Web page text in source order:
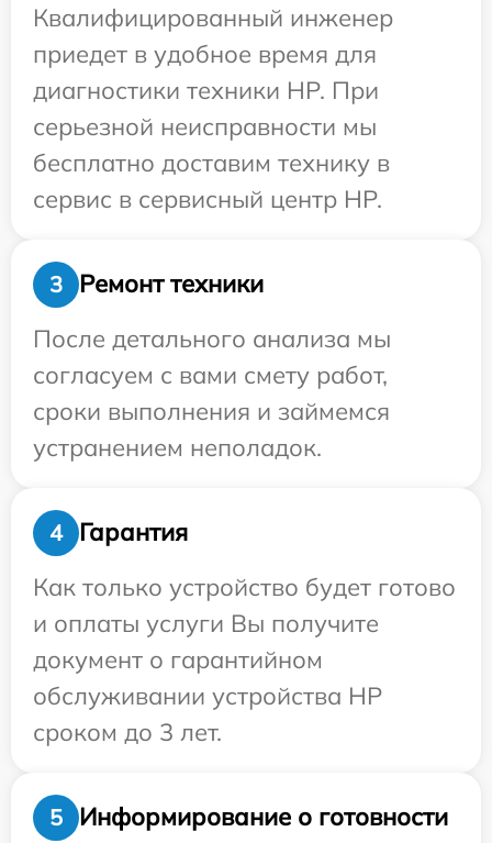
Квалифицированный инженер
приедет в удобное время для
диагностики техники HP. При
серьезной неисправности мы
бесплатно доставим технику в
сервис в сервисный центр HP.
3
Ремонт техники
После детального анализа мы
согласуем с вами смету работ,
сроки выполнения и займемся
устранением неполадок.
4
Гарантия
Как только устройство будет готово
и оплаты услуги Вы получите
документ о гарантийном
обслуживании устройства HP
сроком до 3 лет.
5 Информирование о готовности